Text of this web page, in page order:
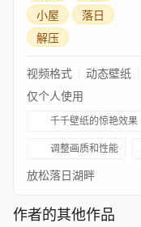
小屋
落日
解压
视频格式 动态壁纸
仅个人使用
千千壁纸的惊艳效果
调整画质和性能
放松落日湖畔
作者的其他作品